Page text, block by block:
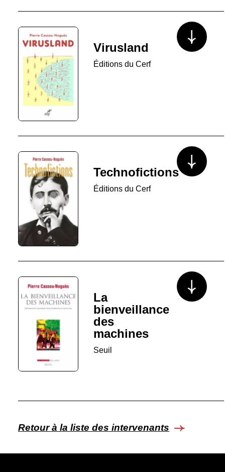
Virusland
Éditions du Cerf
Voir plus/
Technofictions
Éditions du Cerf
Voir plus/
La
bienveillance
des
machines
Seuil
Voir plus/
Retour à la liste des intervenants